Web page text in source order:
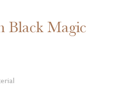
Black Magic